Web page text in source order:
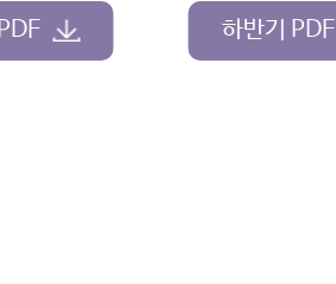
하반기 PDF